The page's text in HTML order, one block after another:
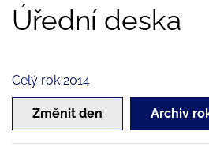
Úřední deska
Celý rok 2014
Změnit den Archiv